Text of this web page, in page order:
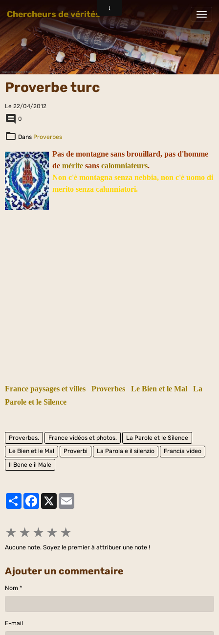
Chercheurs de vérités
Proverbe turc
Le 22/04/2012
0
Dans Proverbes
Pas de montagne sans brouillard, pas d'homme
de mérite sans calomniateurs.
Non c'è montagna senza nebbia, non c'è uomo di
merito senza calunniatori.
France paysages et villes Proverbes Le Bien et le Mal
La
Parole et le Silence
Proverbes. France vidéos et photos.
La Parole et le Silence
Le Bien et le Mal
Proverbi La Parola e il silenzio
Francia video
Il Bene e il Male
PartagerFacebook
★ ★ ★ ★ ★
Aucune note. Soyez le premier à attribuer une note !
Ajouter un commentaire
Nom
E-mail